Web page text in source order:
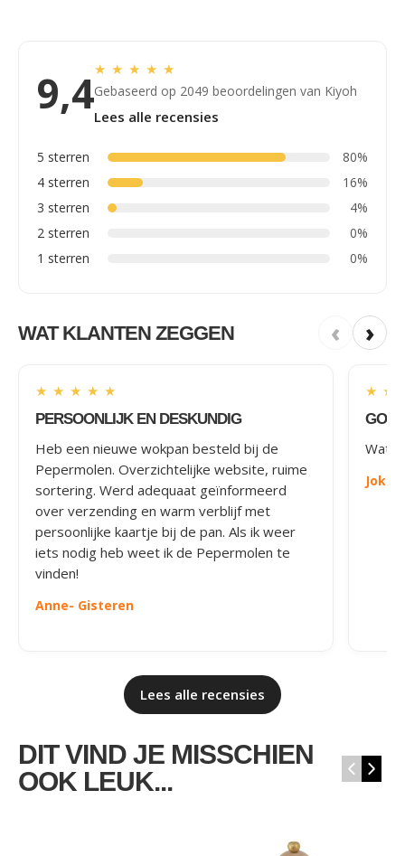
9,4★ ★ ★ ★ ★
Gebaseerd op 2049 beoordelingen van Kiyoh
Lees alle recensies
5 sterren
80%
4 sterren
16%
3 sterren
4%
2 sterren
0%
1 sterren
0%
WAT KLANTEN ZEGGEN ‹ ›
★ ★ ★ ★ ★
PERSOONLIJK EN DESKUNDIG
Heb een nieuwe wokpan besteld bij de
Pepermolen. Overzichtelijke website, ruime
sortering. Werd adequaat geïnformeerd
over verzending en warm verblijf met
persoonlijke kaartje bij de pan. Als ik weer
iets nodig heb weet ik de Pepermolen te
vinden!
Anne- Gisteren
★ ★
Wat
Joke
Lees alle recensies
DIT VIND JE MISSCHIEN
OOK LEUK...
‹ ›